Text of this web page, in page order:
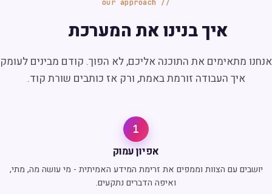
our approach
איך בנינו את המערכת
אנחנו מתאימים את התוכנה אליכם, לא הפוך. קודם מבינים לעומק
איך העבודה זורמת באמת, ורק אז כותבים שורת קוד.
1
אפיון עמוק
יושבים עם הצוות וממפים את זרימת המידע האמיתית - מי עושה מה, מתי,
ואיפה הדברים נתקעים.